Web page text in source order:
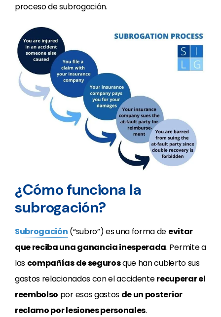
proceso de subrogación.
¿Cómo funciona la
subrogación?
Subrogación (“subro”) es una forma de evitar
que reciba una ganancia inesperada. Permite a
las compañías de segurosque han cubierto sus
gastos relacionados con el accidenterecuperar el
reembolso por esos gastos de un posterior
reclamo por lesiones personales.